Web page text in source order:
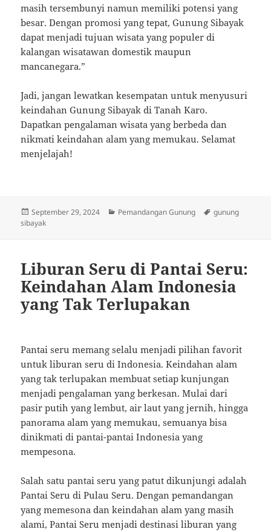
masih tersembunyi namun memiliki potensi yang
besar. Dengan promosi yang tepat, Gunung Sibayak
dapat menjadi tujuan wisata yang populer di
kalangan wisatawan domestik maupun
mancanegara.”
Jadi, jangan lewatkan kesempatan untuk menyusuri
keindahan Gunung Sibayak di Tanah Karo.
Dapatkan pengalaman wisata yang berbeda dan
nikmati keindahan alam yang memukau. Selamat
menjelajah!
Posted
on
September 29, 2024 Categories
Pemandangan Gunung Tags
gunung
sibayak
Liburan Seru di Pantai Seru:
Keindahan Alam Indonesia
yang Tak Terlupakan
Pantai seru memang selalu menjadi pilihan favorit
untuk liburan seru di Indonesia. Keindahan alam
yang tak terlupakan membuat setiap kunjungan
menjadi pengalaman yang berkesan. Mulai dari
pasir putih yang lembut, air laut yang jernih, hingga
panorama alam yang memukau, semuanya bisa
dinikmati di pantai-pantai Indonesia yang
mempesona.
Salah satu pantai seru yang patut dikunjungi adalah
Pantai Seru di Pulau Seru. Dengan pemandangan
yang memesona dan keindahan alam yang masih
alami, Pantai Seru menjadi destinasi liburan yang